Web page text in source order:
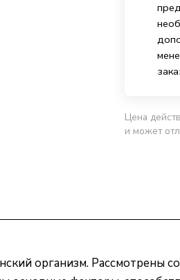
Цена
и может
организм. Рассмотрены